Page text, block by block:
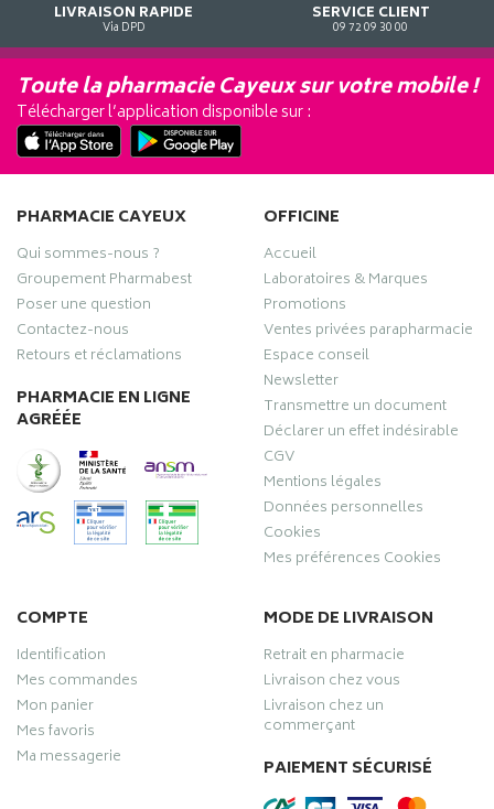
LIVRAISON RAPIDE
Via DPD
SERVICE CLIENT
09 72 09 30 00
Toute la pharmacie Cayeux sur votre mobile !
Télécharger l’application disponible sur :
PHARMACIE CAYEUX
Qui sommes-nous ?
Groupement Pharmabest
Poser une question
Contactez-nous
Retours et réclamations
PHARMACIE EN LIGNE
AGRÉÉE
OFFICINE
Accueil
Laboratoires & Marques
Promotions
Ventes privées parapharmacie
Espace conseil
Newsletter
Transmettre un document
Déclarer un effet indésirable
CGV
Mentions légales
Données personnelles
Cookies
Mes préférences Cookies
COMPTE
Identification
Mes commandes
Mon panier
Mes favoris
Ma messagerie
MODE DE LIVRAISON
Retrait en pharmacie
Livraison chez vous
Livraison chez un
commerçant
PAIEMENT SÉCURISÉ